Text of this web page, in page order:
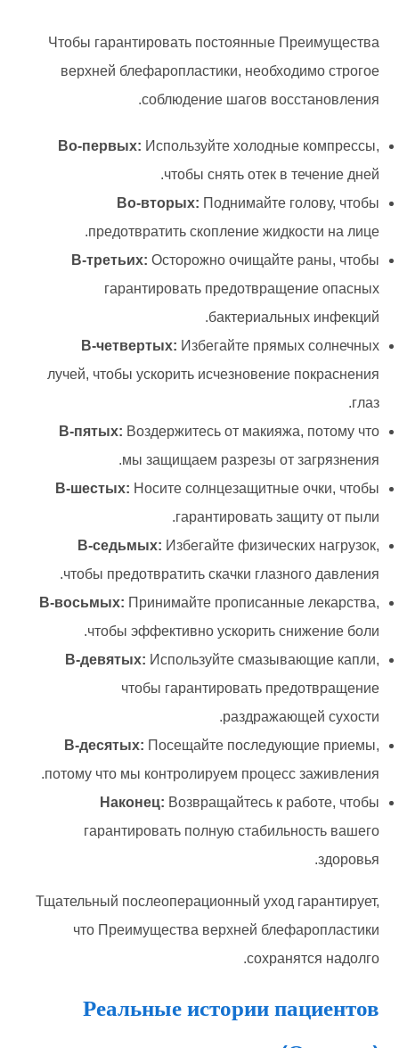
Чтобы гарантировать постоянные Преимущества
верхней блефаропластики, необходимо строгое
соблюдение шагов восстановления.
Во-первых: Используйте холодные компрессы,
чтобы снять отек в течение дней.
Во-вторых: Поднимайте голову, чтобы
предотвратить скопление жидкости на лице.
В-третьих: Осторожно очищайте раны, чтобы
гарантировать предотвращение опасных
бактериальных инфекций.
В-четвертых: Избегайте прямых солнечных
лучей, чтобы ускорить исчезновение покраснения
глаз.
В-пятых: Воздержитесь от макияжа, потому что
мы защищаем разрезы от загрязнения.
В-шестых: Носите солнцезащитные очки, чтобы
гарантировать защиту от пыли.
В-седьмых: Избегайте физических нагрузок,
чтобы предотвратить скачки глазного давления.
В-восьмых: Принимайте прописанные лекарства,
чтобы эффективно ускорить снижение боли.
В-девятых: Используйте смазывающие капли,
чтобы гарантировать предотвращение
раздражающей сухости.
В-десятых: Посещайте последующие приемы,
потому что мы контролируем процесс заживления.
Наконец: Возвращайтесь к работе, чтобы
гарантировать полную стабильность вашего
здоровья.
Тщательный послеоперационный уход гарантирует,
что Преимущества верхней блефаропластики
сохранятся надолго.
Реальные истории пациентов